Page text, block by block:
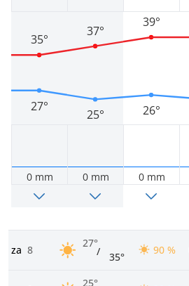
27°
35°
0 mm
25°
37°
0 mm
26°
39°
0 mm
za 8
27°
/ 35°
90 %
25°